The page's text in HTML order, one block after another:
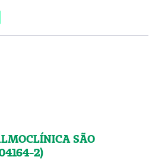
SÃO
2)